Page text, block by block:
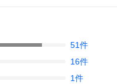
51件
16件
1件